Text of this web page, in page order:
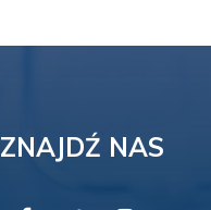
ZNAJDŹ NAS